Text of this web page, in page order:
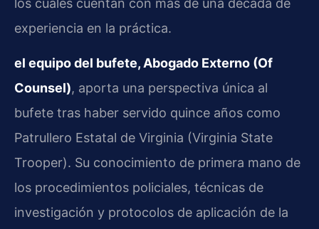
los cuales cuentan con más de una década de
experiencia en la práctica.
el equipo del bufete, Abogado Externo (Of
Counsel), aporta una perspectiva única al
bufete tras haber servido quince años como
Patrullero Estatal de Virginia (Virginia State
Trooper). Su conocimiento de primera mano de
los procedimientos policiales, técnicas de
investigación y protocolos de aplicación de la